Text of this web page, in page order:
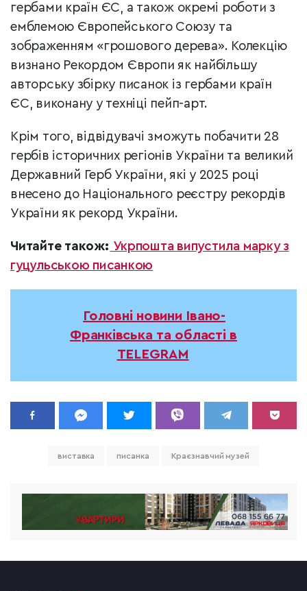
гербами країн ЄС, а також окремі роботи з
емблемою Європейського Союзу та
зображенням «грошового дерева». Колекцію
визнано Рекордом Європи як найбільшу
авторську збірку писанок із гербами країн
ЄС, виконану у техніці пейп-арт.
Крім того, відвідувачі зможуть побачити 28
гербів історичних регіонів України та великий
Державний Герб України, які у 2025 році
внесено до Національного реєстру рекордів
України як рекорд України.
Читайте також: Укрпошта випустила марку з
гуцульською писанкою
Головні новини Івано-
Франківська та області в
TELEGRAM
виставка писанка Краєзнавчий музей